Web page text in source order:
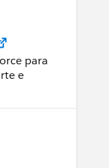
para
e